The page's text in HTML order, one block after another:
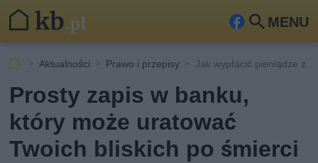
MENU
Fa
ceb
ook
Szu
kaj
Aktualności Prawo i przepisy Jak wypłacić pieniądze z
Prosty zapis w banku,
który może uratować
Twoich bliskich po śmierci